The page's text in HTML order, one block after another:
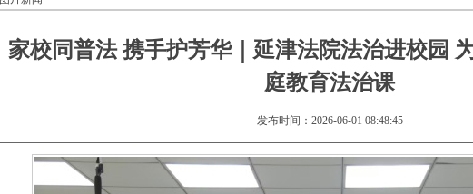
家校同普法 携手护芳华｜延津法院法治进校园
庭教育法治课
发布时间：2026-06-01 08:48:45